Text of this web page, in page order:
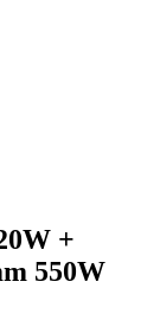
+
550W